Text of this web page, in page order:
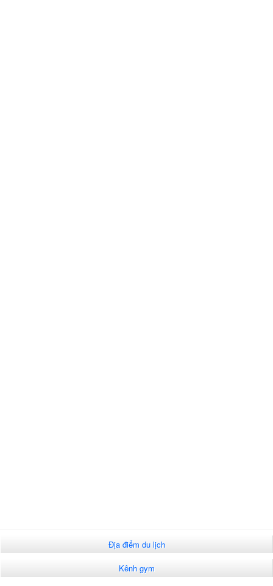
Địa điểm du lịch
Kênh gym